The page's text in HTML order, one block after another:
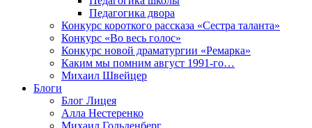
Педагогика двора
Конкурс короткого рассказа «Сестра таланта»
Конкурс «Во весь голос»
Конкурс новой драматургии «Ремарка»
Каким мы помним август 1991-го…
Михаил Швейцер
Блоги
Блог Лицея
Алла Нестеренко